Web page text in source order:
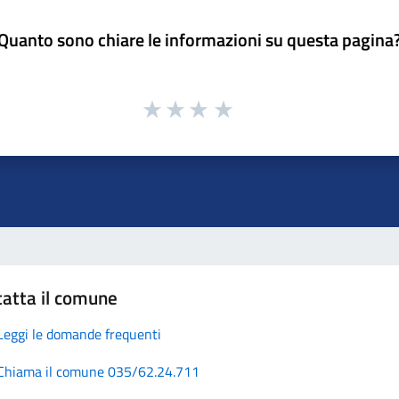
sono chiare le informazioni su questa
il comune
le domande frequenti
il comune 035/62.24.711